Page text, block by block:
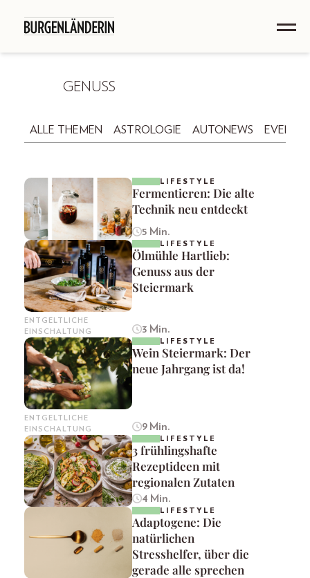
GENUSS
ALLE THEMEN ASTROLOGIE AUTONEWS EVENTS
LIFESTYLE
Fermentieren: Die alte
Technik neu entdeckt
5 Min.
ENTGELTLICHE
EINSCHALTUNG
LIFESTYLE
Ölmühle Hartlieb:
Genuss aus der
Steiermark
3 Min.
ENTGELTLICHE
EINSCHALTUNG
LIFESTYLE
Wein Steiermark: Der
neue Jahrgang ist da!
9 Min.
LIFESTYLE
3 frühlingshafte
Rezeptideen mit
regionalen Zutaten
4 Min.
LIFESTYLE
Adaptogene: Die
natürlichen
Stresshelfer, über die
gerade alle sprechen